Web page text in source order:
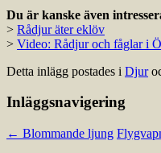
Du är kanske även
> Rådjur äter eklöv
> Video: Rådjur och fåglar i
Detta inlägg postades i Djur
Inläggsnavigering
← Blommande ljung